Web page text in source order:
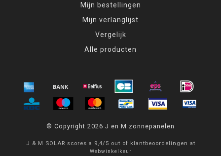
Mijn bestellingen
Mijn verlanglijst
Vergelijk
Alle producten
© Copyright 2026 J en M zonnepanelen
J & M SOLAR scores a 9,4/ 5 out of klantbeoordelingen at
Webwinkelkeur